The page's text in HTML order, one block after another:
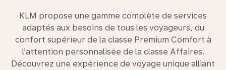
KLM propose une gamme complète de services
adaptés aux besoins de tous les voyageurs, du
confort supérieur de la classe Premium Comfort à
l’attention personnalisée de la classe Affaires.
Découvrez une expérience de voyage unique alliant